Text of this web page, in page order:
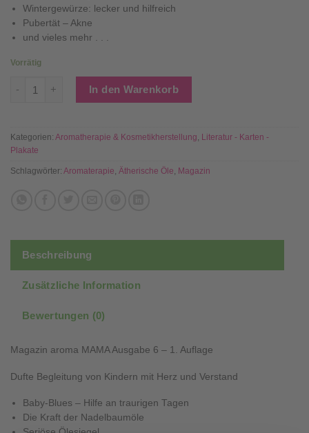
Wintergewürze: lecker und hilfreich
Pubertät – Akne
und vieles mehr . . .
Vorrätig
Magazin aroma MAMA Ausgabe 6 - 1. Auflage Menge
In den Warenkorb
Kategorien: Aromatherapie & Kosmetikherstellung, Literatur - Karten -
Plakate
Schlagwörter: Aromaterapie, Ätherische Öle, Magazin
Beschreibung
Zusätzliche Information
Bewertungen (0)
Magazin aroma MAMA Ausgabe 6 – 1. Auflage
Dufte Begleitung von Kindern mit Herz und Verstand
Baby-Blues – Hilfe an traurigen Tagen
Die Kraft der Nadelbaumöle